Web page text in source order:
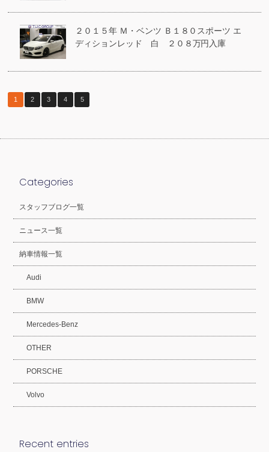
２０１５年 Ｍ・ベンツ Ｂ１８０スポーツ エ
ディションレッド 白 ２０８万円入庫
1 2 3 4 5
Categories
スタッフブログ一覧
ニュース一覧
納車情報一覧
Audi
BMW
Mercedes-Benz
OTHER
PORSCHE
Volvo
Recent entries